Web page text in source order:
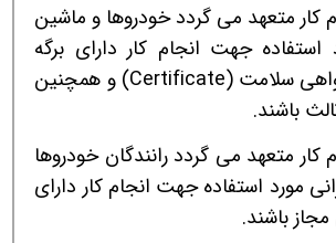
کار متعهد می گردد خودروها و ماشین
استفاده جهت انجام کار دارای برگه
سلامت (Certificate) و همچنین
باشند.
کار متعهد می گردد رانندگان خودروها
مورد استفاده جهت انجام کار دارای
مجاز باشند.